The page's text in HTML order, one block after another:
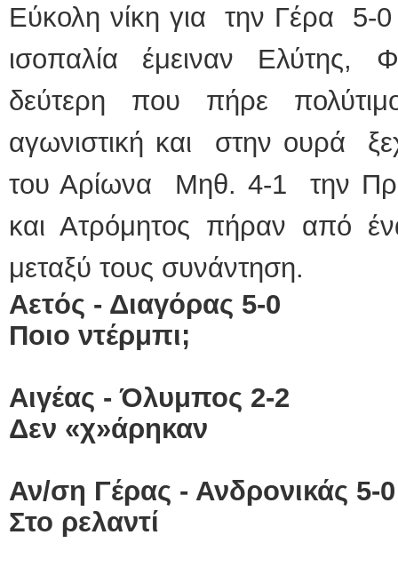
Εύκολη νίκη για την Γέρα 5-
ισοπαλία έμειναν Ελύτης,
δεύτερη που πήρε
αγωνιστική και στην ουρά
του Αρίωνα Μηθ. 4-1 την
και Ατρόμητος πήραν
μεταξύ τους συνάντηση.
Αετός - Διαγόρας 5-0
Ποιο ντέρμπι;
Αιγέας - Όλυμπος 2-2
Δεν «χ»άρηκαν
Αν/ση Γέρας - Ανδρονικάς 5-0
Στο ρελαντί